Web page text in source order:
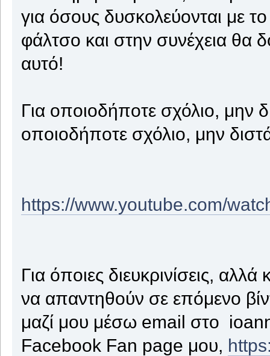
για όσους δυσκολεύονται με
φάλτσο και στην συνέχεια θα
αυτό!
Για οποιοδήποτε σχόλιο, μην
οποιοδήποτε σχόλιο, μην
https://www.youtube.com/
Για όποιες διευκρινίσεις, αλλά
να απαντηθούν σε επόμενο
μαζί μου μέσω email στο
Facebook Fan page μου,